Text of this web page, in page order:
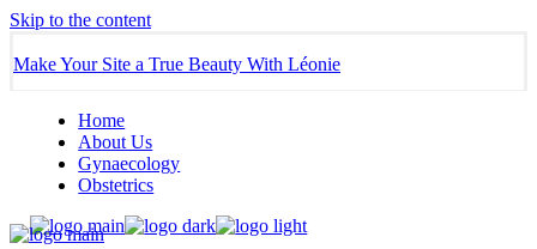
Skip to the content
Make Your Site a True Beauty With Léonie
Home
About Us
Gynaecology
Obstetrics